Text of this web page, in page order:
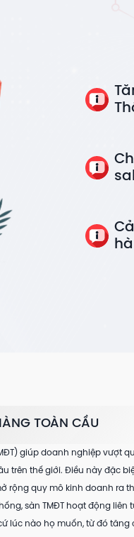
TOÀN CẦU
giúp doanh nghiệp vượt
trên thế giới. Điều này đặc
rộng quy mô kinh doanh ra
sàn TMĐT hoạt động liên
lúc nào họ muốn, từ đó tăng